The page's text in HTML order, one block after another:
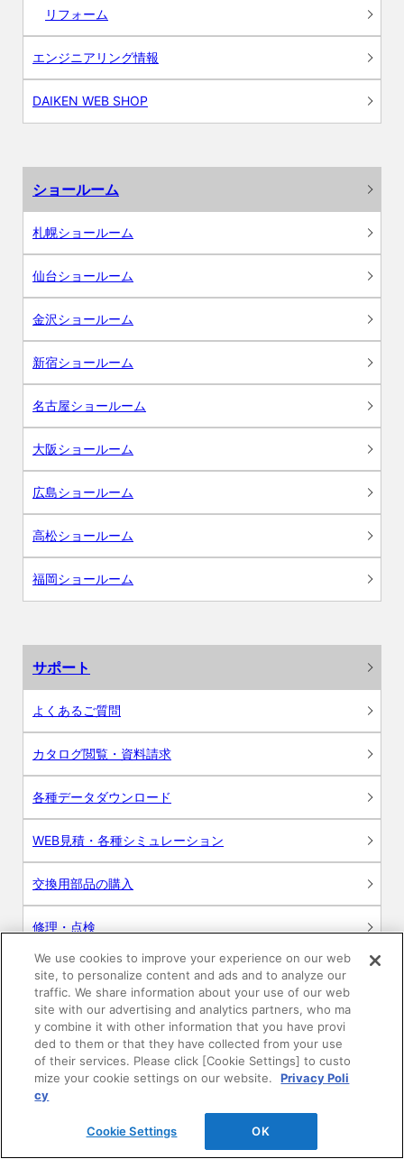
リフォーム
エンジニアリング情報
DAIKEN WEB SHOP
ショールーム
札幌ショールーム
仙台ショールーム
金沢ショールーム
新宿ショールーム
名古屋ショールーム
大阪ショールーム
広島ショールーム
高松ショールーム
福岡ショールーム
サポート
よくあるご質問
カタログ閲覧・資料請求
各種データダウンロード
WEB見積・各種シミュレーション
交換用部品の購入
修理・点検
お問い合わせ
ログイン
建築・設計関係者様向けサイト
ユーザー登録サービス
WEB見積システム
We use cookies to improve your experience on our web
site, to personalize content and ads and to analyze our
traffic. We share information about your use of our web
site with our advertising and analytics partners, who ma
y combine it with other information that you have provi
ded to them or that they have collected from your use
of their services. Please click [Cookie Settings] to custo
mize your cookie settings on our website.
Privacy Poli
cy
Cookie Settings OK